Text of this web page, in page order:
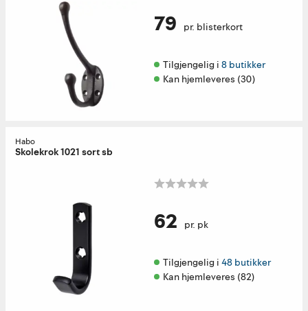
79 pr. blisterkort
Tilgjengelig i 8 butikker
Kan hjemleveres (30)
Habo
Skolekrok 1021 sort sb
62 pr. pk
Tilgjengelig i 48 butikker
Kan hjemleveres (82)